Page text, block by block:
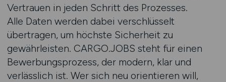
Vertrauen in jeden Schritt des Prozesses.
Alle Daten werden dabei verschlüsselt
übertragen, um höchste Sicherheit zu
gewährleisten. CARGO.JOBS steht für einen
Bewerbungsprozess, der modern, klar und
verlässlich ist. Wer sich neu orientieren will,